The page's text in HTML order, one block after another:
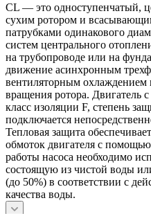
CL — это одноступенчатый,
сухим ротором и
патрубками одинакового
систем центрального
на трубопроводе или на
движение асинхронным
вентиляторным охлаждением
вращения ротора. Двигатель
класс изоляции F, степень
подключается
Тепловая защита
обмоток двигателя с
работы насоса необходимо
состоящую из чистой воды
(до 50%) в соответствии с
качества воды.